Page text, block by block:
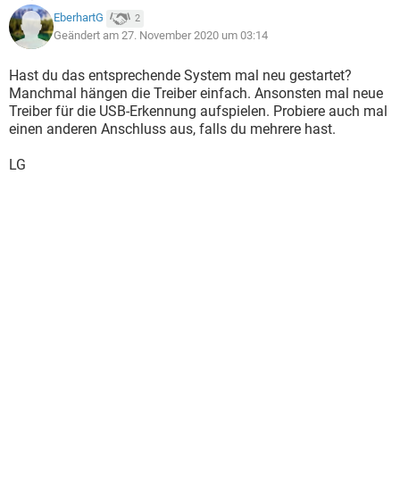
EberhartG 2
Geändert am 27. November 2020 um 03:14
Hast du das entsprechende System mal neu gestartet?
Manchmal hängen die Treiber einfach. Ansonsten mal neue
Treiber für die USB-Erkennung aufspielen. Probiere auch mal
einen anderen Anschluss aus, falls du mehrere hast.
LG